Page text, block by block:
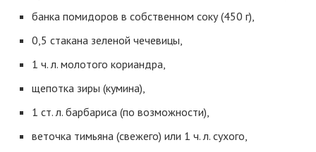
банка помидоров в собственном соку (450 г),
0,5 стакана зеленой чечевицы,
1 ч. л. молотого кориандра,
щепотка зиры (кумина),
1 ст. л. барбариса (по возможности),
веточка тимьяна (свежего) или 1 ч. л. сухого,